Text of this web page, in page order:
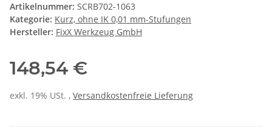
Artikelnummer: SCRB702-1063
Kategorie: Kurz, ohne IK 0,01 mm-Stufungen
Hersteller: FixX Werkzeug GmbH
148,54 €
exkl. 19% USt. , Versandkostenfreie Lieferung